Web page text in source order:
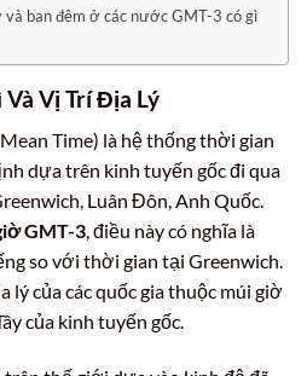
và ban đêm ở các nước GMT-3 có gì
Vị Trí Địa Lý
Time) là hệ thống thời gian
dựa trên kinh tuyến gốc đi qua
Luân Đôn, Anh Quốc.
GMT-3, điều này có nghĩa là
so với thời gian tại Greenwich.
lý của các quốc gia thuộc múi giờ
của kinh tuyến gốc.